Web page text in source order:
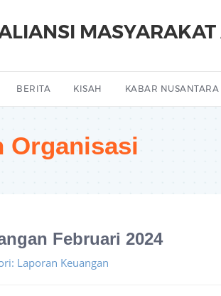
BERITA KISAH KABAR NUSANTARA
Organisasi
Februari 2024
Laporan Keuangan